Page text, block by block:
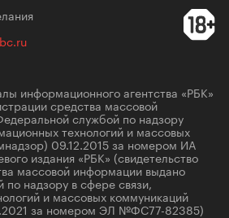
информационного агентства «РБК»
средства массовой
службой по надзору
технологий и массовых
09.12.2015 за номером ИА
издания «РБК» (свидетельство
массовой информации выдано
надзору в сфере связи,
и массовых коммуникаций
за номером ЭЛ №ФС77-82385)